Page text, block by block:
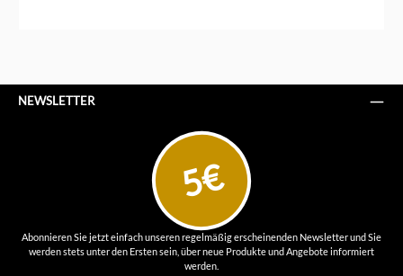
NEWSLETTER
5€
Abonnieren Sie jetzt einfach unseren regelmäßig erscheinenden Newsletter und Sie
werden stets unter den Ersten sein, über neue Produkte und Angebote informiert
werden.